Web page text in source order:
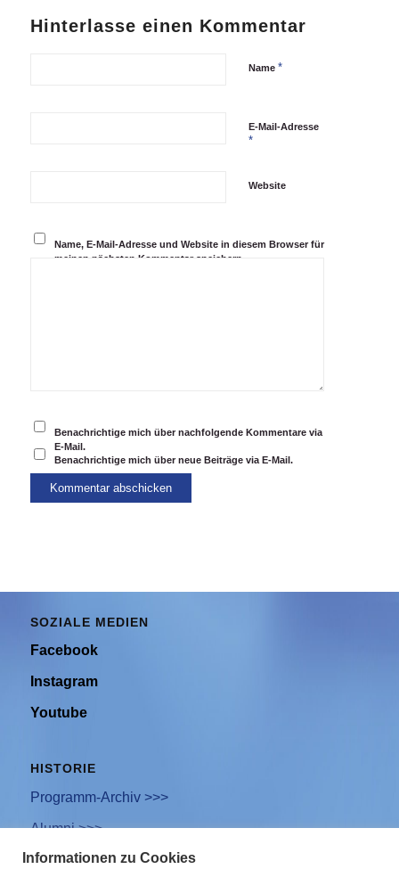
Hinterlasse einen Kommentar
Name *
E-Mail-Adresse
*
Website
Name, E-Mail-Adresse und Website in diesem Browser für
meinen nächsten Kommentar speichern.
Benachrichtige mich über nachfolgende Kommentare via
E-Mail.
Benachrichtige mich über neue Beiträge via E-Mail.
SOZIALE MEDIEN
Facebook
Instagram
Youtube
HISTORIE
Programm-Archiv >>>
Alumni >>>
Informationen zu Cookies